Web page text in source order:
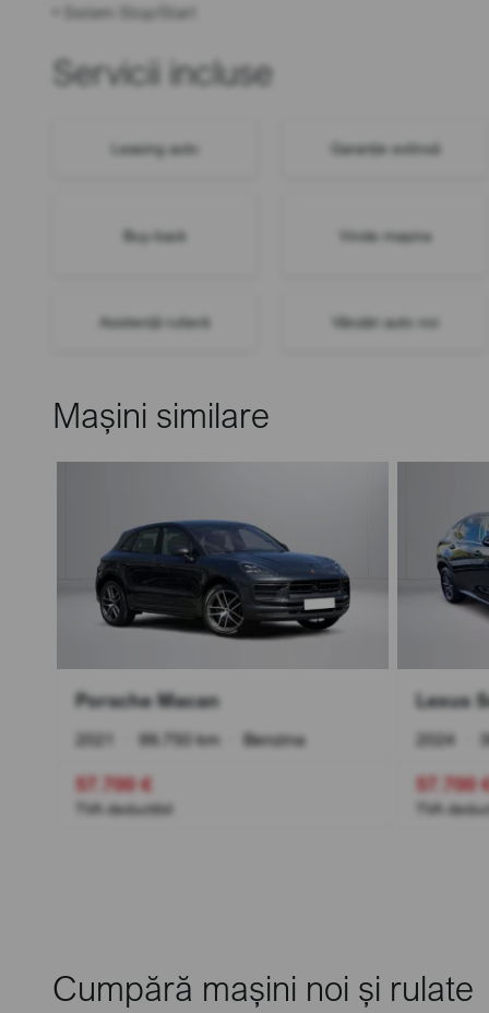
• Sistem Stop/Start
Servicii incluse
Leasing auto Garanție extinsă
Buy-back Vinde mașina
Asistență rutieră Vânzări auto noi
Mașini similare
Porsche Macan
2021 99.750 km Benzina
57.700 €
TVA deductibil
Lexus
2024
57.700
TVA
Cumpără mașini noi și rulate